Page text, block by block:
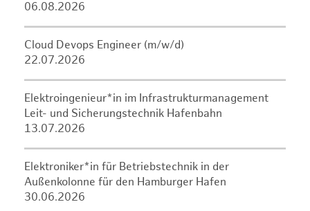
06.08.2026
Cloud Devops Engineer (m/w/d)
22.07.2026
Elektroingenieur*in im Infrastrukturmanagement
Leit- und Sicherungstechnik Hafenbahn
13.07.2026
Elektroniker*in für Betriebstechnik in der
Außenkolonne für den Hamburger Hafen
30.06.2026